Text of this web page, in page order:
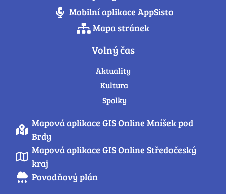
Mobilní aplikace AppSisto
Mapa stránek
Volný čas
Aktuality
Kultura
Spolky
Mapová aplikace GIS Online Mníšek pod
Brdy
Mapová aplikace GIS Online Středočeský
kraj
Povodňový plán